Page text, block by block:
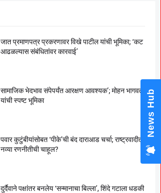
जात प्रमाणपत्र प्रकरणावर विखे पाटील यांची भूमिका; ‘कट
आढळल्यास संबंधितांवर कारवाई’
सामाजिक भेदभाव संपेपर्यंत आरक्षण आवश्यक’; मोहन भागवत
यांची स्पष्ट भूमिका
पवार कुटुंबीयांसोबत ‘पीके’ची बंद दाराआड चर्चा; राष्ट्रवादीत
नव्या रणनीतीची चाहूल?
दुर्दैवाने पक्षांतर बनलेय ‘सन्मानाचा बिल्ला’, शिंदे गटाला धडकी
News Hub